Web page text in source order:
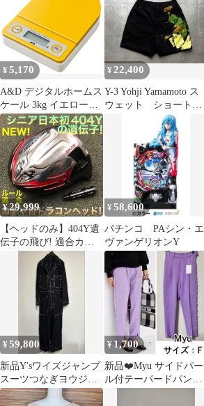
硬度9H ブルーライトカ
ット クリア光沢タイプ
改訂版
¥ 5,170
A&D デジタルホームス
ケール 3kg イエロー
UH-3202-Y ≪ひょう
量:3000g 最小表
示:0.1g(0.5~100g)/1g(2~
3000g)≫★ 0b2af1fa
¥ 22,400
Y-3 Yohji Yamamoto ス
ウェット ショートパ
ンツ 新品未使用
¥29,999
【ヘッドのみ】404Y遺
伝子の飛び! 適合カチ
ャ付ファイヤー マキシ
マックス誕生
¥58,600
パチンコ PAシン・エ
ヴァンゲリオンY
¥59,800
新品Y'sワイズジャンプ
スーツつなぎヨウジヤ
マモトyoujiyamamoto
¥ 1,700
新品❤️Myu サイドパー
ル付テーパードパン